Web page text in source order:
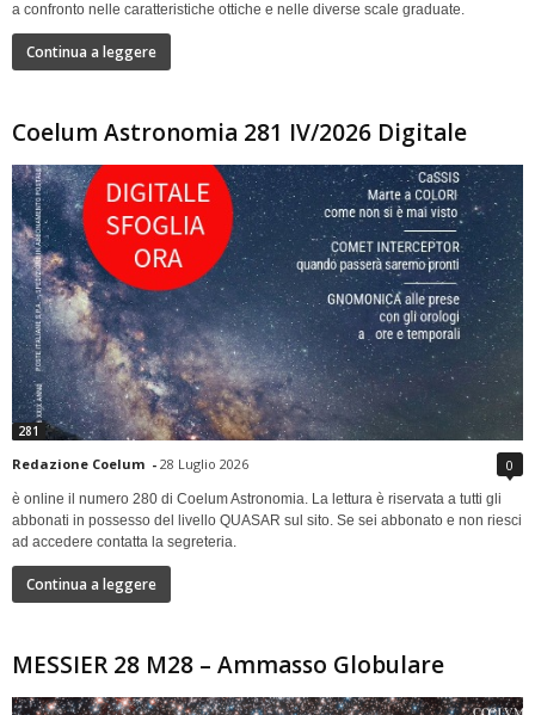
a confronto nelle caratteristiche ottiche e nelle diverse scale graduate.
Continua a leggere
Coelum Astronomia 281 IV/2026 Digitale
281
Redazione Coelum - 28 Luglio 2026 0
è online il numero 280 di Coelum Astronomia. La lettura è riservata a tutti gli
abbonati in possesso del livello QUASAR sul sito. Se sei abbonato e non riesci
ad accedere contatta la segreteria.
Continua a leggere
MESSIER 28 M28 – Ammasso Globulare